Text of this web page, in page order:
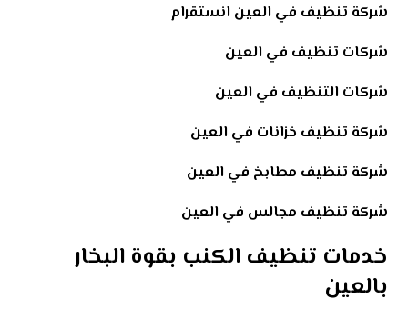
شركة تنظيف في العين انستقرام
شركات تنظيف في العين
شركات التنظيف في العين
شركة تنظيف خزانات في العين
شركة تنظيف مطابخ في العين
شركة تنظيف مجالس في العين
خدمات تنظيف الكنب بقوة البخار
بالعين